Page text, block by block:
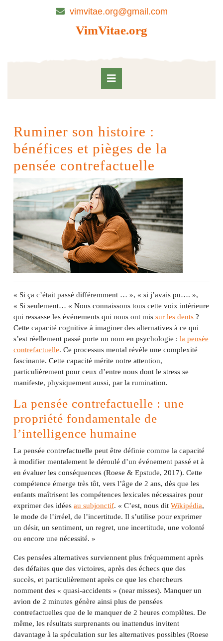
vimvitae.org@gmail.com
VimVitae.org
Ruminer son histoire :
bénéfices et pièges de la
pensée contrefactuelle
« Si ça c’était passé différemment … », « si j’avais pu…. »,
« Si seulement… « Nous connaissons tous cette voix intérieure
qui ressasse les événements qui nous ont mis sur les dents ?
Cette capacité cognitive à imaginer des alternatives à ce qui
s’est réellement passé porte un nom en psychologie : la pensée
contrefactuelle. Ce processus mental révèle une complexité
fascinante. Cette capacité mérite notre attention,
particulièrement pour ceux d’entre nous dont le stress se
manifeste, physiquement aussi, par la rumination.
La pensée contrefactuelle : une
propriété fondamentale de
l’intelligence humaine
La pensée contrefactuelle peut être définie comme la capacité
à modifier mentalement le déroulé d’un événement passé et à
en évaluer les conséquences (Roese & Epstude, 2017). Cette
compétence émerge très tôt, vers l’âge de 2 ans, dès que les
enfants maîtrisent les compétences lexicales nécessaires pour
exprimer des idées au subjonctif. « C’est, nous dit Wikipédia,
le mode de l’irréel, de l’incertitude. Il s’utilise pour exprimer
un désir, un sentiment, un regret, une incertitude, une volonté
ou encore une nécessité. »
Ces pensées alternatives surviennent plus fréquemment après
des défaites que des victoires, après des échecs que des
succès, et particulièrement après ce que les chercheurs
nomment des « quasi-accidents » (near misses). Manquer un
avion de 2 minutes génère ainsi plus de pensées
contrefactuelles que de le manquer de 2 heures complètes. De
même, les résultats surprenants ou inattendus invitent
davantage à la spéculation sur les alternatives possibles (Roese